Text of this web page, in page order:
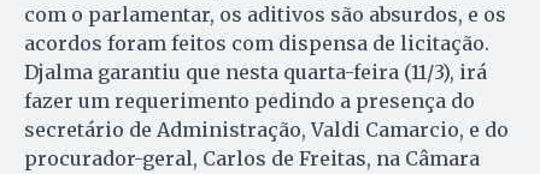
com o parlamentar, os aditivos são absurdos, e os
acordos foram feitos com dispensa de licitação.
Djalma garantiu que nesta quarta-feira (11/3), irá
fazer um requerimento pedindo a presença do
secretário de Administração, Valdi Camarcio, e do
procurador-geral, Carlos de Freitas, na Câmara